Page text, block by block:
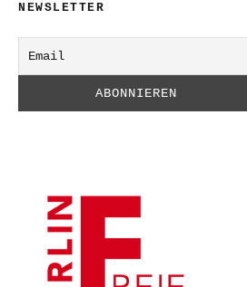
NEWSLETTER